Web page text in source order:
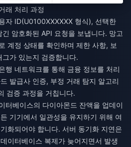
래 처리 과정
자 ID(U0100XXXXXX 형식), 선택한
암호화된 API 요청을 보냅니다. 망고
계정 상태를 확인하며 제한 사항, 보
가 있는지 검증합니다.
행 네트워크를 통해 금융 정보를 처리
발급사 인증, 부정 거래 탐지 알고리
검증 과정을 거칩니다.
터베이스의 다이아몬드 잔액을 업데이
기기에서 일관성을 유지하기 위해 여
화되어야 합니다. 서버 동기화 지연은
이터베이스 복제가 늦어지면서 발생